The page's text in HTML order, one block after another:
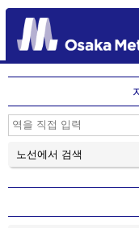
HOME
노선에서 검색